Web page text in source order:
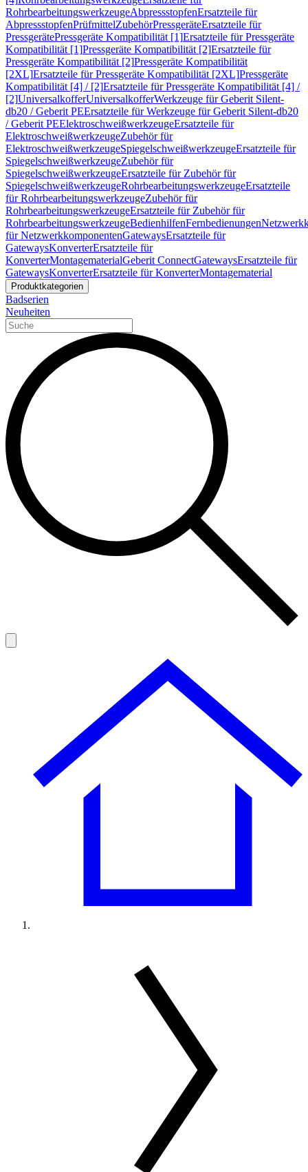
RohrbearbeitungswerkzeugeAbpressstopfenErsatzteile für
AbpressstopfenPrüfmittelZubehörPressgeräteErsatzteile für
PressgerätePressgeräte Kompatibilität [1]Ersatzteile für Pressgeräte
Kompatibilität [1]Pressgeräte Kompatibilität [2]Ersatzteile für
Pressgeräte Kompatibilität [2]Pressgeräte Kompatibilität
[2XL]Ersatzteile für Pressgeräte Kompatibilität [2XL]Pressgeräte
Kompatibilität [4] / [2]Ersatzteile für Pressgeräte Kompatibilität [4] /
[2]UniversalkofferUniversalkofferWerkzeuge für Geberit Silent-
db20 / Geberit PEErsatzteile für Werkzeuge für Geberit Silent-db20
/ Geberit PEElektroschweißwerkzeugeErsatzteile für
ElektroschweißwerkzeugeZubehör für
ElektroschweißwerkzeugeSpiegelschweißwerkzeugeErsatzteile für
SpiegelschweißwerkzeugeZubehör für
SpiegelschweißwerkzeugeErsatzteile für Zubehör für
SpiegelschweißwerkzeugeRohrbearbeitungswerkzeugeErsatzteile
für RohrbearbeitungswerkzeugeZubehör für
RohrbearbeitungswerkzeugeErsatzteile für Zubehör für
RohrbearbeitungswerkzeugeBedienhilfenFernbedienungen
für NetzwerkkomponentenGatewaysErsatzteile für
GatewaysKonverterErsatzteile für
KonverterMontagematerialGeberit ConnectGatewaysErsatzteile für
GatewaysKonverterErsatzteile für KonverterMontagematerial
Produktkategorien
Badserien
Neuheiten